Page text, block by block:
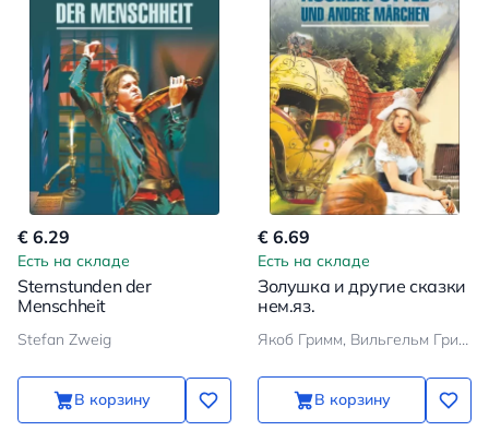
€ 6.29
Есть на складе
Sternstunden der
Menschheit
Stefan Zweig
В корзину
€ 6.69
Есть на складе
Золушка и другие сказки
нем.яз.
Якоб Гримм, Вильгельм Гримм
В корзину